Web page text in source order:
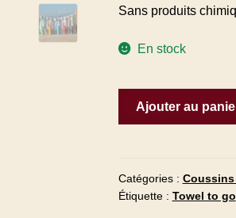
Sans produits
En stock
Ajouter au
Catégories :
Étiquette : Towel to go